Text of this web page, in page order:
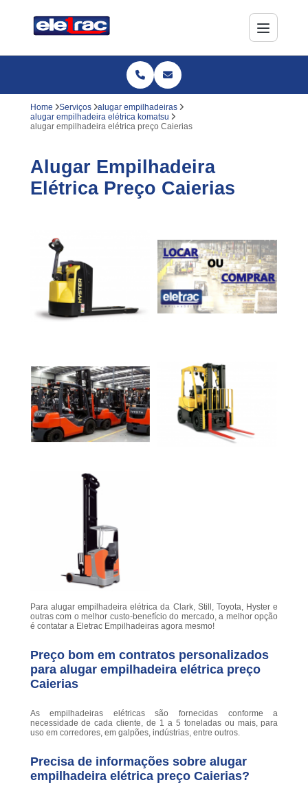
Home Serviços
alugar empilhadeiras
alugar empilhadeira elétrica komatsu
alugar empilhadeira elétrica preço Caierias
Alugar Empilhadeira
Elétrica Preço Caierias
Para alugar empilhadeira elétrica da Clark, Still, Toyota, Hyster e
outras com o melhor custo-benefício do mercado, a melhor opção
é contatar a Eletrac Empilhadeiras agora mesmo!
Preço bom em contratos personalizados
para alugar empilhadeira elétrica preço
Caierias
As empilhadeiras elétricas são fornecidas conforme a
necessidade de cada cliente, de 1 a 5 toneladas ou mais, para
uso em corredores, em galpões, indústrias, entre outros.
Precisa de informações sobre alugar
empilhadeira elétrica preço Caierias?